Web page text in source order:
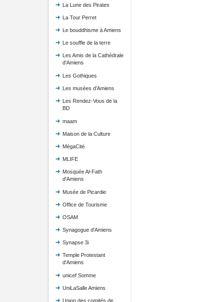
La Lune des Pirates
La Tour Perret
Le bouddhisme à Amiens
Le souffle de la terre
Les Amis de la Cathédrale
d'Amiens
Les Gothiques
Les musées d'Amiens
Les Rendez-Vous de la
BD
maam
Maison de la Culture
MégaCité
MLIFE
Mosquée Al-Fath
d'Amiens
Musée de Picardie
Office de Tourisme
OSAM
Synagogue d'Amiens
Synapse 3i
Temple Protestant
d'Amiens
unicef Somme
UniLaSalle Amiens
Union des comités de